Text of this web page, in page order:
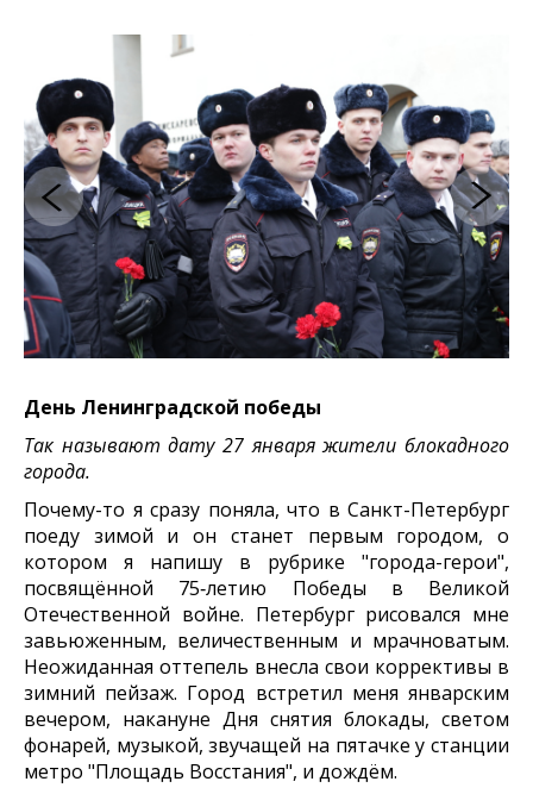
День Ленинградской победы
Так называют дату 27 января жители блокадного
города.
Почему-то я сразу поняла, что в Санкт-Петербург
поеду зимой и он станет первым городом, о
котором я напишу в рубрике "города-герои",
посвящённой 75‑летию Победы в Великой
Отечественной войне. Петербург рисовался мне
завьюженным, величественным и мрачноватым.
Неожиданная оттепель внесла свои коррективы в
зимний пейзаж. Город встретил меня январским
вечером, накануне Дня снятия блокады, светом
фонарей, музыкой, звучащей на пятачке у станции
метро "Площадь Восстания", и дождём.